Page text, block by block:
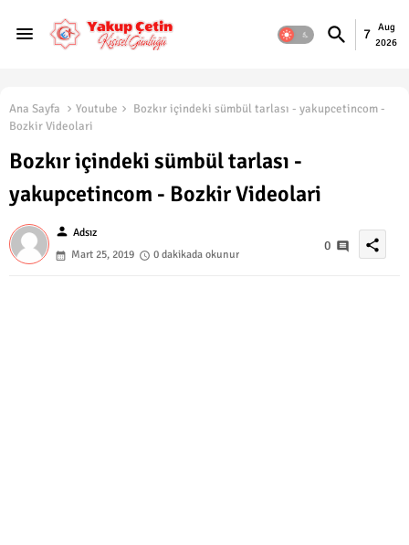
7
Aug
2026
Ana Sayfa Youtube
Bozkır içindeki sümbül tarlası - yakupcetincom -
Bozkir Videolari
Bozkır içindeki sümbül tarlası -
yakupcetincom - Bozkir Videolari
person Adsız
Mart 25, 2019
0 dakikada okunur
0 share